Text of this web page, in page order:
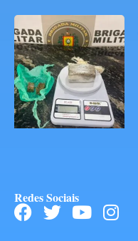
Redes Sociais